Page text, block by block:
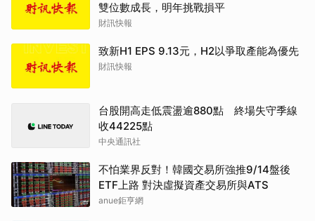
雙位數成長，明年挑戰損平
財訊快報
致新H1 EPS 9.13元，H2以爭取產能為優先
財訊快報
台股開高走低震盪逾880點 終場失守季線
收44225點
中央通訊社
不怕業界反對！韓國交易所強推9/14盤後
ETF上路 對決虛擬資產交易所與ATS
anue鉅亨網